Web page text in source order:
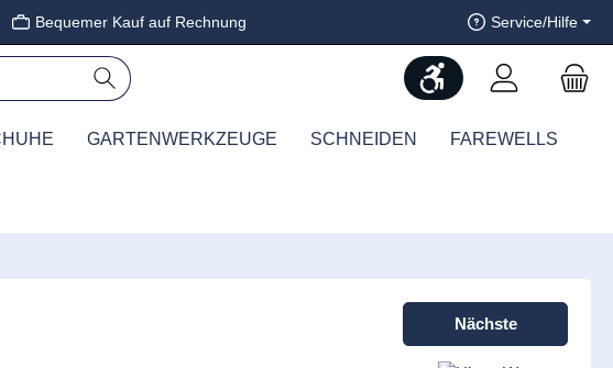
Bequemer Kauf auf Rechnung Service/Hilfe
Werkzeugleiste
GARTENWERKZEUGE SCHNEIDEN FAREWELLS
Nächste